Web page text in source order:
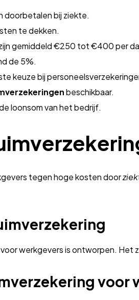
doorbetalen bij ziekte.
te dekken.
gemiddeld €250 tot €400 per
de 5%.
keuze bij
beschikbaar.
loonsom van het bedrijf.
tegen hoge kosten door
werkgevers is ontworpen. Het
voor